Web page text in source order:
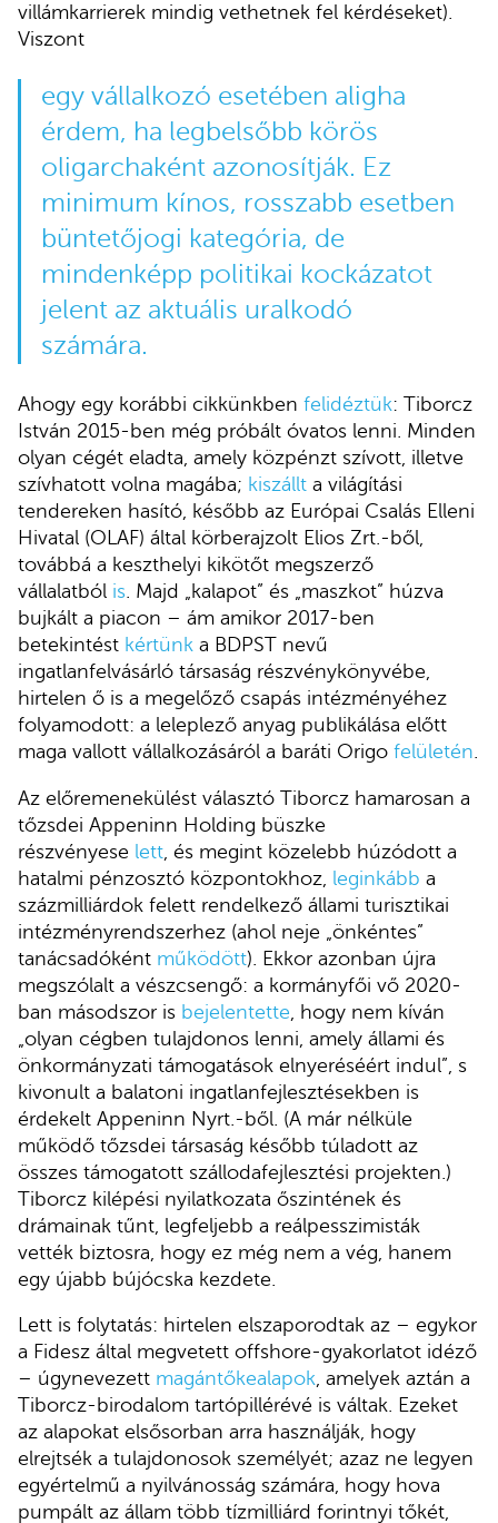
villámkarrierek mindig vethetnek fel kérdéseket).
Viszont
egy vállalkozó esetében aligha
érdem, ha legbelsőbb körös
oligarchaként azonosítják. Ez
minimum kínos, rosszabb esetben
büntetőjogi kategória, de
mindenképp politikai kockázatot
jelent az aktuális uralkodó
számára.
Ahogy egy korábbi cikkünkben felidéztük: Tiborcz
István 2015-ben még próbált óvatos lenni. Minden
olyan cégét eladta, amely közpénzt szívott, illetve
szívhatott volna magába; kiszállt a világítási
tendereken hasító, később az Európai Csalás Elleni
Hivatal (OLAF) által körberajzolt Elios Zrt.-ből,
továbbá a keszthelyi kikötőt megszerző
vállalatból is. Majd „kalapot” és „maszkot” húzva
bujkált a piacon – ám amikor 2017-ben
betekintést kértünk a BDPST nevű
ingatlanfelvásárló társaság részvénykönyvébe,
hirtelen ő is a megelőző csapás intézményéhez
folyamodott: a leleplező anyag publikálása előtt
maga vallott vállalkozásáról a baráti Origo felületén.
Az előremenekülést választó Tiborcz hamarosan a
tőzsdei Appeninn Holding büszke
részvényese lett , és megint közelebb húzódott a
hatalmi pénzosztó központokhoz, leginkább a
százmilliárdok felett rendelkező állami turisztikai
intézményrendszerhez (ahol neje „önkéntes”
tanácsadóként működött). Ekkor azonban újra
megszólalt a vészcsengő: a kormányfői vő 2020-
ban másodszor is bejelentette , hogy nem kíván
„olyan cégben tulajdonos lenni, amely állami és
önkormányzati támogatások elnyeréséért indul”, s
kivonult a balatoni ingatlanfejlesztésekben is
érdekelt Appeninn Nyrt.-ből. (A már nélküle
működő tőzsdei társaság később túladott az
összes támogatott szállodafejlesztési projekten.)
Tiborcz kilépési nyilatkozata őszintének és
drámainak tűnt, legfeljebb a reálpesszimisták
vették biztosra, hogy ez még nem a vég, hanem
egy újabb bújócska kezdete.
Lett is folytatás: hirtelen elszaporodtak az – egykor
a Fidesz által megvetett offshore-gyakorlatot idéző
– úgynevezett magántőkealapok, amelyek aztán a
Tiborcz-birodalom tartópillérévé is váltak. Ezeket
az alapokat elsősorban arra használják, hogy
elrejtsék a tulajdonosok személyét; azaz ne legyen
egyértelmű a nyilvánosság számára, hogy hova
pumpált az állam több tízmilliárd forintnyi tőkét,